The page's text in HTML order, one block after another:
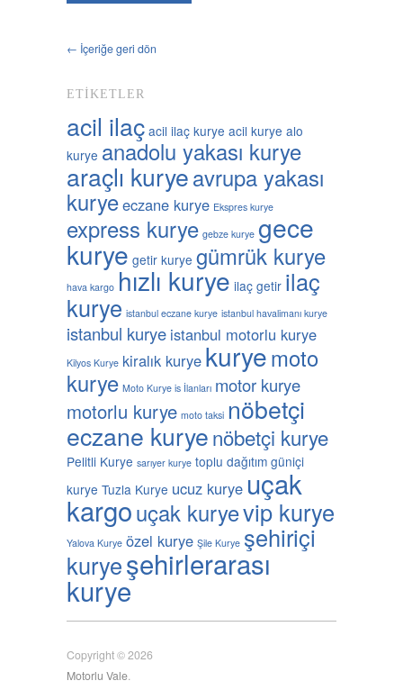
← İçeriğe geri dön
ETIKETLER
acil ilaç acil ilaç kurye acil kurye alo
kurye anadolu yakası kurye
araçlı kuryeavrupa yakası
kuryeeczane kurye Ekspres kurye
express kurye gebze kurye gece
kurye getir kurye gümrük kurye
hava kargo hızlı kurye ilaç getir ilaç
kurye istanbul eczane kurye istanbul havalimanı kurye
istanbul kurye istanbul motorlu kurye
Kilyos Kurye kiralık kurye kuryemoto
kurye Moto Kurye is İlanları motor kurye
motorlu kurye moto taksi nöbetçi
eczane kuryenöbetçi kurye
Pelitli Kurye sarıyer kurye toplu dağıtım güniçi
kurye Tuzla Kurye ucuz kurye uçak
kargouçak kuryevip kurye
Yalova Kurye özel kurye Şile Kurye şehiriçi
kuryeşehirlerarası
kurye
Copyright © 2026
Motorlu Vale.